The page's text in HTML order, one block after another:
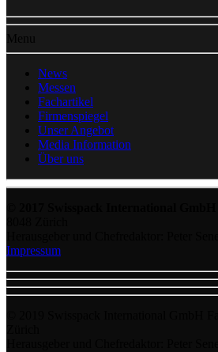
Menu
News
Messen
Fachartikel
Firmenspiegel
Unser Angebot
Media Information
Über uns
Impressum